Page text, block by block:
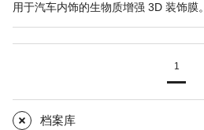
用于汽车内饰的生物质增强 3D 装饰膜。
1
档案库